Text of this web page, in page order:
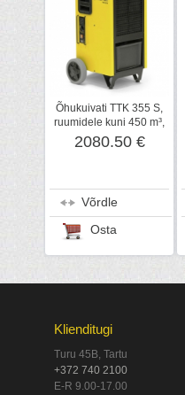
Õhukuivati TTK 355 S,
ruumidele kuni 450 m³,
Trotec
2080.50 €
Võrdle
Osta
Klienditugi
Turu 45B, Tartu
+372 740 2100
E-R 9.00-17.00